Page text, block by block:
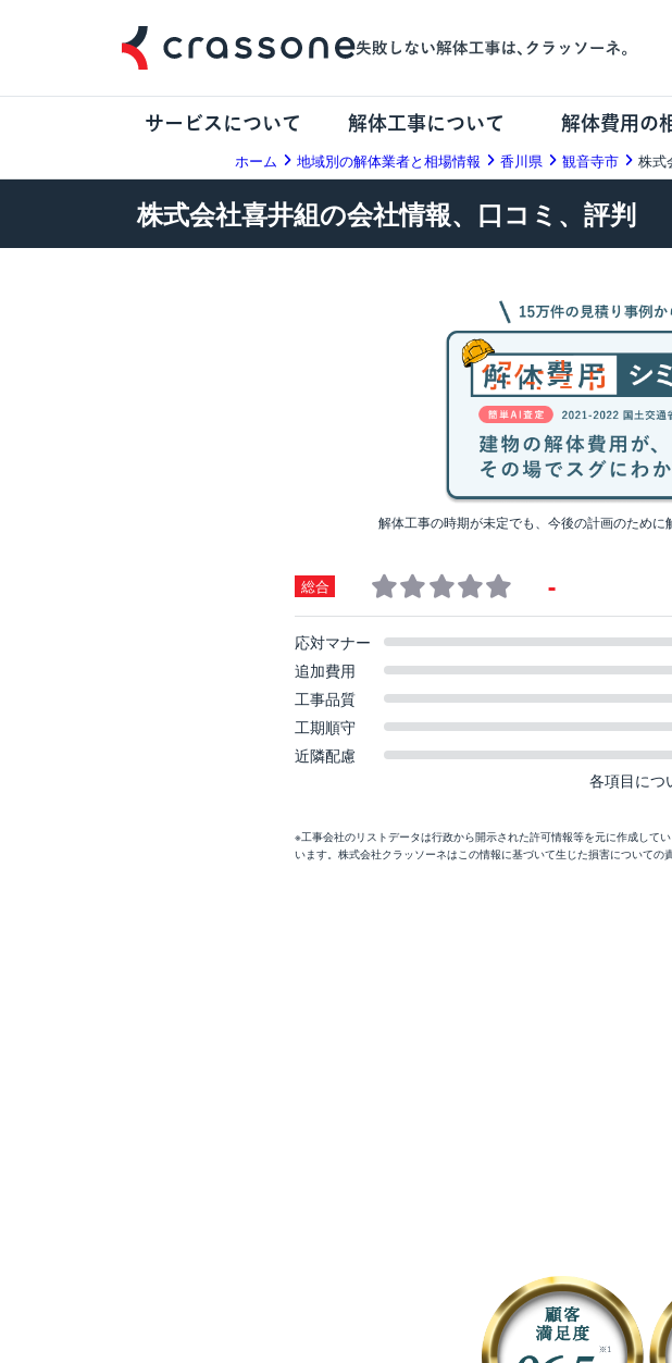
サービスについて 解体工事について 解体費用の
ホーム 地域別の解体業者と相場情報 香川県 観音寺市 株式
株式会社喜井組の会社情報、口コミ、評判
解体工事の時期が未定でも、今後の計画のために
総合 -
応対マナー
追加費用
工事品質
工期順守
近隣配慮
各項目につ
※工事会社のリストデータは行政から開示された許可情報等を元に作成して
います。株式会社クラッソーネはこの情報に基づいて生じた損害についての